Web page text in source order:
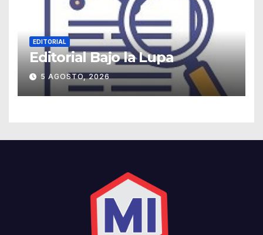
EDITORIAL
Editorial Bajo la Lupa
5 AGOSTO, 2026